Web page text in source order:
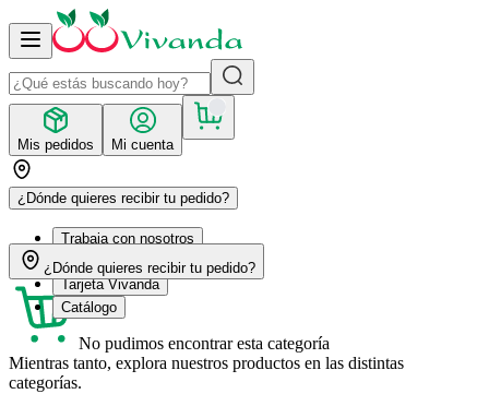
Mis pedidos Mi cuenta
¿Dónde quieres recibir tu pedido?
Trabaja con nosotros
Recetas
Tarjeta Vivanda
Catálogo
¿Dónde quieres recibir tu pedido?
No pudimos encontrar esta categoría
Mientras tanto, explora nuestros productos en las distintas
categorías.